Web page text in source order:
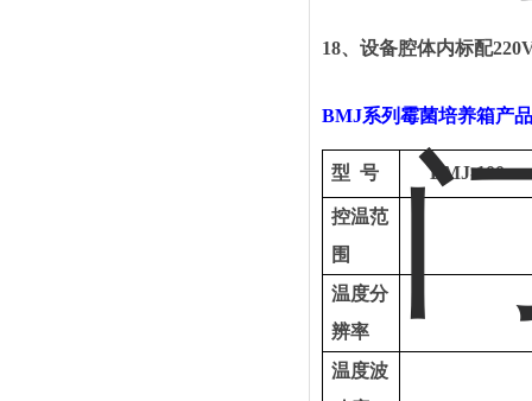
18、 设备腔体内标配
BMJ系列霉菌培养箱产
型 号 BMJ-100
控温范
围
温度分
辨率
温度波